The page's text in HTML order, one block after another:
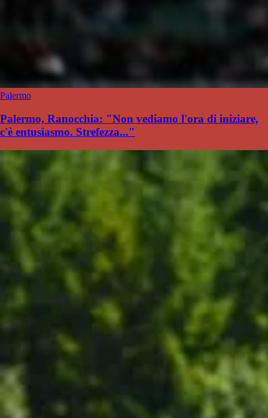
Palermo
Palermo, Ranocchia: "Non vediamo l'ora di iniziare,
c'è entusiasmo. Strefezza..."